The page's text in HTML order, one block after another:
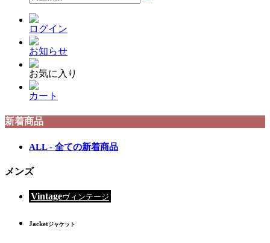
ログイン
お知らせ
お気に入り
カート
新着商品
ALL - 全ての新着商品
メンズ
Vintageヴィンテージ
Jacketジャケット